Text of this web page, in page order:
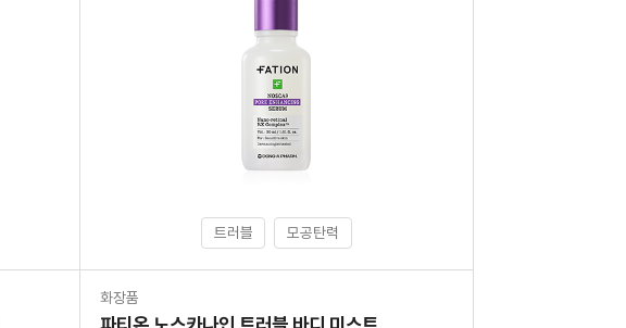
트러블 모공탄력
화장품